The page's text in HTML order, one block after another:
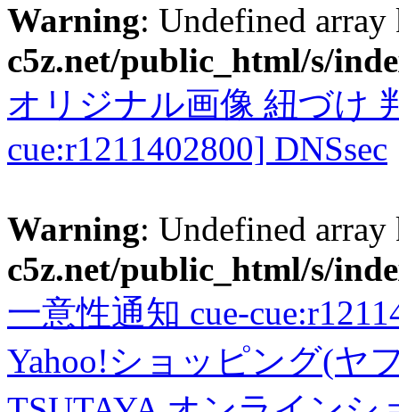
Warning: Undefined
c5z.net/public_html/s/
オリジナル画像 紐づけ
cue:r1211402800] DNSsec
Warning: Undefined
c5z.net/public_html/s/
一意性通知 cue-
Yahoo!ショッピング(ヤ